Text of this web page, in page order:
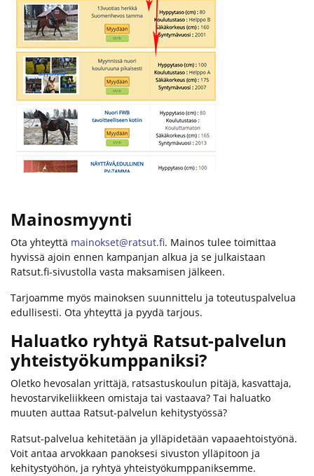
Mainosmyynti
Ota yhteyttä mainokset@ratsut.fi. Mainos tulee toimittaa
hyvissä ajoin ennen kampanjan alkua ja se julkaistaan
Ratsut.fi-sivustolla vasta maksamisen jälkeen.
Tarjoamme myös mainoksen suunnittelu ja toteutuspalvelua
edullisesti. Ota yhteyttä ja pyydä tarjous.
Haluatko ryhtyä Ratsut-palvelun
yhteistyökumppaniksi?
Oletko hevosalan yrittäjä, ratsastuskoulun pitäjä, kasvattaja,
hevostarvikeliikkeen omistaja tai vastaava? Tai haluatko
muuten auttaa Ratsut-palvelun kehitystyössä?
Ratsut-palvelua kehitetään ja ylläpidetään vapaaehtoistyönä.
Voit antaa arvokkaan panoksesi sivuston ylläpitoon ja
kehitystyöhön, ja ryhtyä yhteistyökumppaniksemme.